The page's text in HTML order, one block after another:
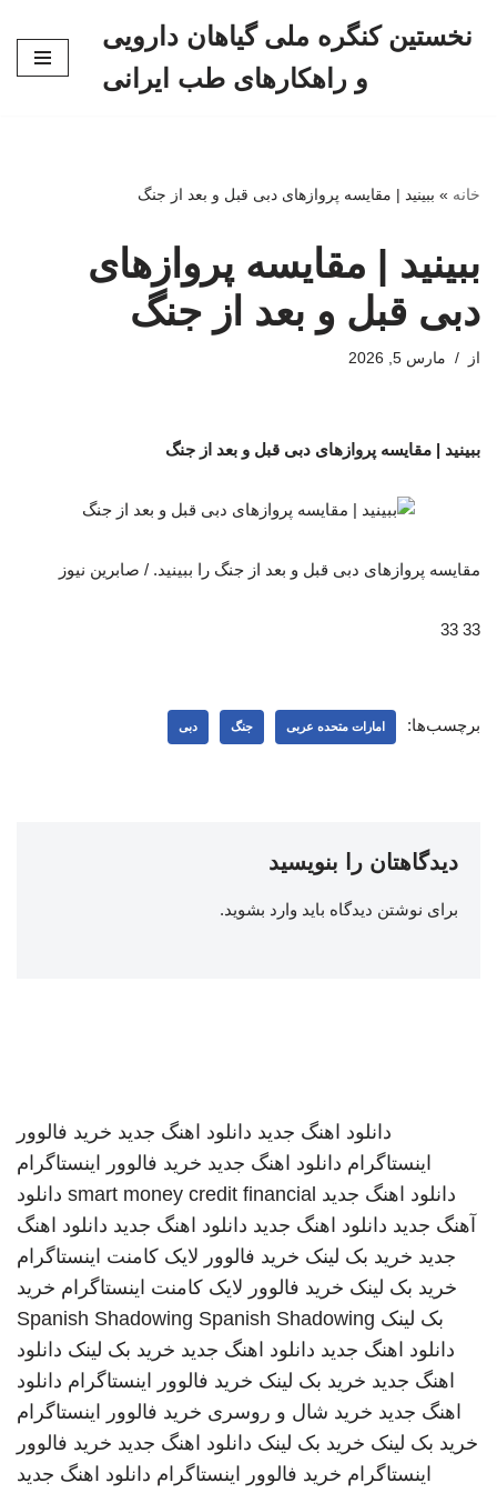
نخستین کنگره ملی گیاهان دارویی
و راهکارهای طب ایرانی
خانه » ببینید | مقایسه پروازهای دبی قبل و بعد از جنگ
ببینید | مقایسه پروازهای
دبی قبل و بعد از جنگ
از مارس 5, 2026
ببینید | مقایسه پروازهای دبی قبل و بعد از جنگ
مقایسه پروازهای دبی قبل و بعد از جنگ را ببینید. / صابرین نیوز
33 33
برچسب‌ها: امارات متحده عربی جنگ دبی
دیدگاهتان را بنویسید
برای نوشتن دیدگاه باید وارد بشوید.
دانلود اهنگ جدید دانلود اهنگ جدید خرید فالوور
اینستاگرام دانلود اهنگ جدید خرید فالوور اینستاگرام
دانلود اهنگ جدید smart money credit financial دانلود
آهنگ جدید دانلود اهنگ جدید دانلود اهنگ جدید دانلود اهنگ
جدید خرید بک لینک خرید فالوور لایک کامنت اینستاگرام
خرید بک لینک خرید فالوور لایک کامنت اینستاگرام خرید
بک لینک
Spanish Shadowing Spanish Shadowing
دانلود اهنگ جدید دانلود اهنگ جدید خرید بک لینک دانلود
اهنگ جدید خرید بک لینک خرید فالوور اینستاگرام دانلود
اهنگ جدید خرید شال و روسری خرید فالوور اینستاگرام
خرید بک لینک خرید بک لینک دانلود اهنگ جدید خرید فالوور
اینستاگرام خرید فالوور اینستاگرام دانلود اهنگ جدید